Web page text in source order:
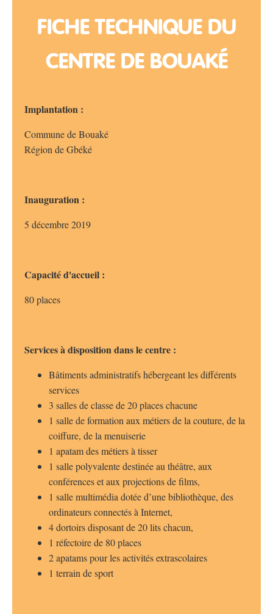
FICHE TECHNIQUE DU
CENTRE DE BOUAKÉ
Implantation :
Commune de Bouaké
Région de Gbéké
Inauguration :
5 décembre 2019
Capacité d'accueil :
80 places
Services à disposition dans le centre :
Bâtiments administratifs hébergeant les différents
services
3 salles de classe de 20 places chacune
1 salle de formation aux métiers de la couture, de la
coiffure, de la menuiserie
1 apatam des métiers à tisser
1 salle polyvalente destinée au théâtre, aux
conférences et aux projections de films,
1 salle multimédia dotée d’une bibliothèque, des
ordinateurs connectés à Internet,
4 dortoirs disposant de 20 lits chacun,
1 réfectoire de 80 places
2 apatams pour les activités extrascolaires
1 terrain de sport